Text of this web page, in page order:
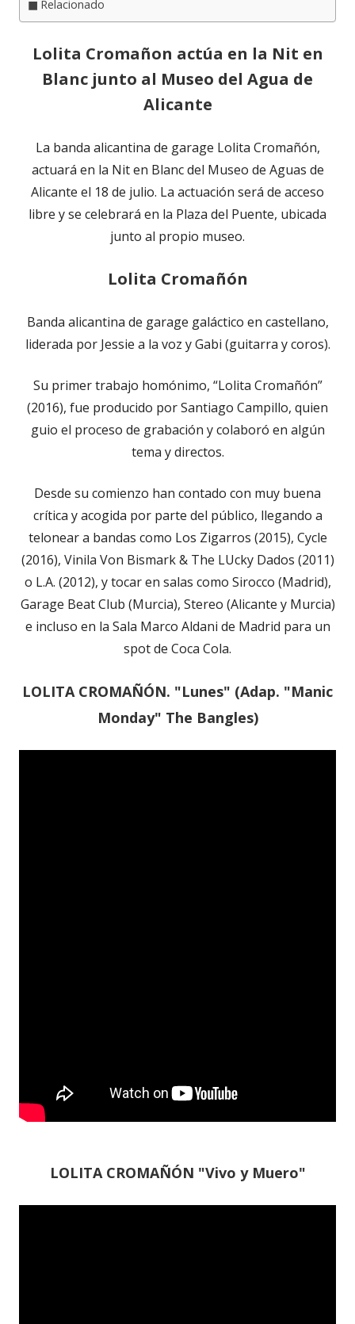
Relacionado
Lolita Cromañon actúa en la Nit en
Blanc junto al Museo del Agua de
Alicante
La banda alicantina de garage Lolita Cromañón,
actuará en la Nit en Blanc del Museo de Aguas de
Alicante el 18 de julio. La actuación será de acceso
libre y se celebrará en la Plaza del Puente, ubicada
junto al propio museo.
Lolita Cromañón
Banda alicantina de garage galáctico en castellano,
liderada por Jessie a la voz y Gabi (guitarra y coros).
Su primer trabajo homónimo, “Lolita Cromañón”
(2016), fue producido por Santiago Campillo, quien
guio el proceso de grabación y colaboró en algún
tema y directos.
Desde su comienzo han contado con muy buena
crítica y acogida por parte del público, llegando a
telonear a bandas como Los Zigarros (2015), Cycle
(2016), Vinila Von Bismark & The LUcky Dados (2011)
o L.A. (2012), y tocar en salas como Sirocco (Madrid),
Garage Beat Club (Murcia), Stereo (Alicante y Murcia)
e incluso en la Sala Marco Aldani de Madrid para un
spot de Coca Cola.
LOLITA CROMAÑÓN. "Lunes" (Adap. "Manic
Monday" The Bangles)
LOLITA CROMAÑÓN "Vivo y Muero"